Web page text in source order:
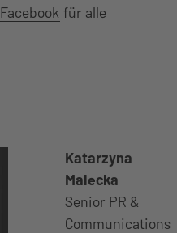
Facebook für alle
Katarzyna
Malecka
Senior PR &
Communications